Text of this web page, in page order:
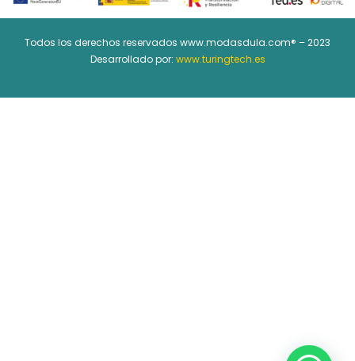
Todos los derechos reservados www.modasdula.com® – 2023
Desarrollado por: www.turingtech.es